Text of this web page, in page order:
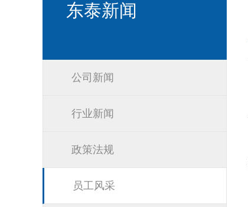
东泰新闻
公司新闻
行业新闻
政策法规
员工风采